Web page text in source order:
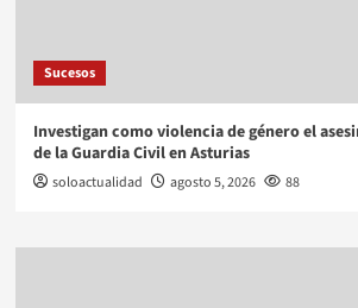
Sucesos
Investigan como violencia de género el
de la Guardia Civil en Asturias
soloactualidad agosto 5, 2026 88